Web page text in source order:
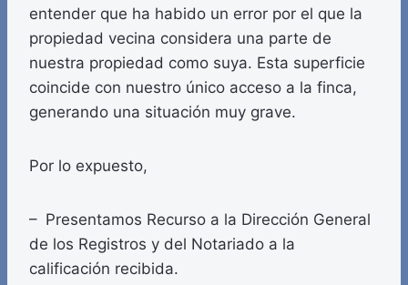
entender que ha habido un error por el que la
propiedad vecina considera una parte de
nuestra propiedad como suya. Esta superficie
coincide con nuestro único acceso a la finca,
generando una situación muy grave.
Por lo expuesto,
– Presentamos Recurso a la Dirección General
de los Registros y del Notariado a la
calificación recibida.